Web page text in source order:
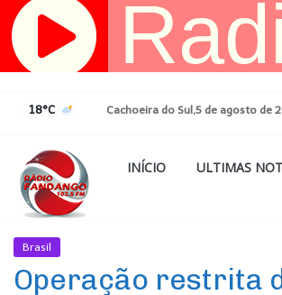
Pular
para
18°C Cachoeira do Sul,5 de agosto de
INÍCIO ULTIMAS
Brasil
Operação restrita